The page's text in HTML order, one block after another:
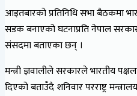
आइतबारको प्रतिनिधि सभा बैठकमा
सडक बनाएको घटनाप्रति नेपाल
संसदमा बताएका छन् ।
मन्त्री ज्ञवालीले सरकारले भारतीय
दिएको बताउँदै शनिवार परराष्ट्र